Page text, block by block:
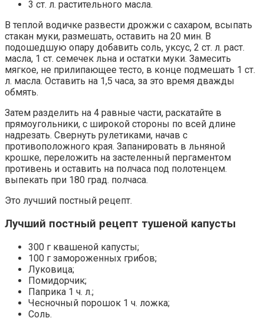
3 ст. л. растительного масла.
В теплой водичке развести дрожжи с сахаром, всыпать
стакан муки, размешать, оставить на 20 мин. В
подошедшую опару добавить соль, уксус, 2 ст. л. раст.
масла, 1 ст. семечек льна и остатки муки. Замесить
мягкое, не прилипающее тесто, в конце подмешать 1 ст.
л. масла. Оставить на 1,5 часа, за это время дважды
обмять.
Затем разделить на 4 равные части, раскатайте в
прямоугольники, с широкой стороны по всей длине
надрезать. Свернуть рулетиками, начав с
противоположного края. Запанировать в льняной
крошке, переложить на застеленный пергаментом
противень и оставить на полчаса под полотенцем.
выпекать при 180 град. полчаса.
Это лучший постный рецепт.
Лучший постный рецепт тушеной капусты
300 г квашеной капусты;
100 г замороженных грибов;
Луковица;
Помидорчик;
Паприка 1 ч. л.;
Чесночный порошок 1 ч. ложка;
Соль.